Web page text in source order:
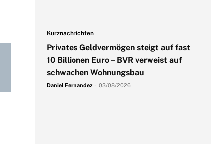
Kurznachrichten
Privates Geldvermögen steigt auf fast
10 Billionen Euro – BVR verweist auf
schwachen Wohnungsbau
Daniel Fernandez 03/08/2026